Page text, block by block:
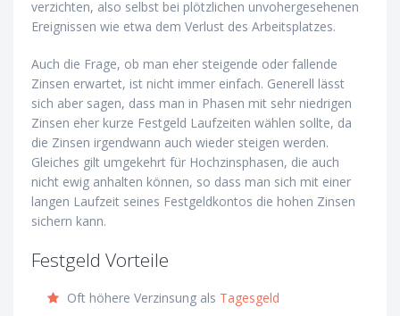
verzichten, also selbst bei plötzlichen unvohergesehenen
Ereignissen wie etwa dem Verlust des Arbeitsplatzes.
Auch die Frage, ob man eher steigende oder fallende
Zinsen erwartet, ist nicht immer einfach. Generell lässt
sich aber sagen, dass man in Phasen mit sehr niedrigen
Zinsen eher kurze Festgeld Laufzeiten wählen sollte, da
die Zinsen irgendwann auch wieder steigen werden.
Gleiches gilt umgekehrt für Hochzinsphasen, die auch
nicht ewig anhalten können, so dass man sich mit einer
langen Laufzeit seines Festgeldkontos die hohen Zinsen
sichern kann.
Festgeld Vorteile
Oft höhere Verzinsung als Tagesgeld